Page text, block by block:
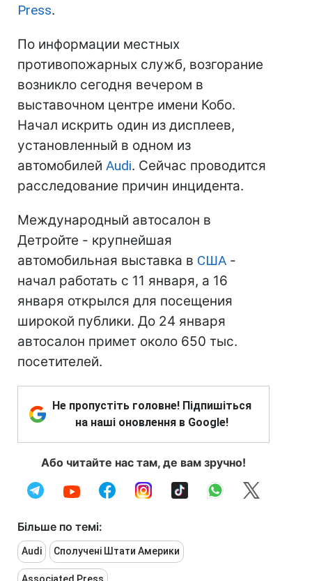
Press.
По информации местных
противопожарных служб, возгорание
возникло сегодня вечером в
выставочном центре имени Кобо.
Начал искрить один из дисплеев,
установленный в одном из
автомобилей Audi. Сейчас проводится
расследование причин инцидента.
Международный автосалон в
Детройте - крупнейшая
автомобильная выставка в США -
начал работать с 11 января, а 16
января открылся для посещения
широкой публики. До 24 января
автосалон примет около 650 тыс.
посетителей.
Не пропустіть головне! Підпишіться
на наші оновлення в Google!
Або читайте нас там, де вам зручно!
Більше по темі:
Audi Сполучені Штати Америки